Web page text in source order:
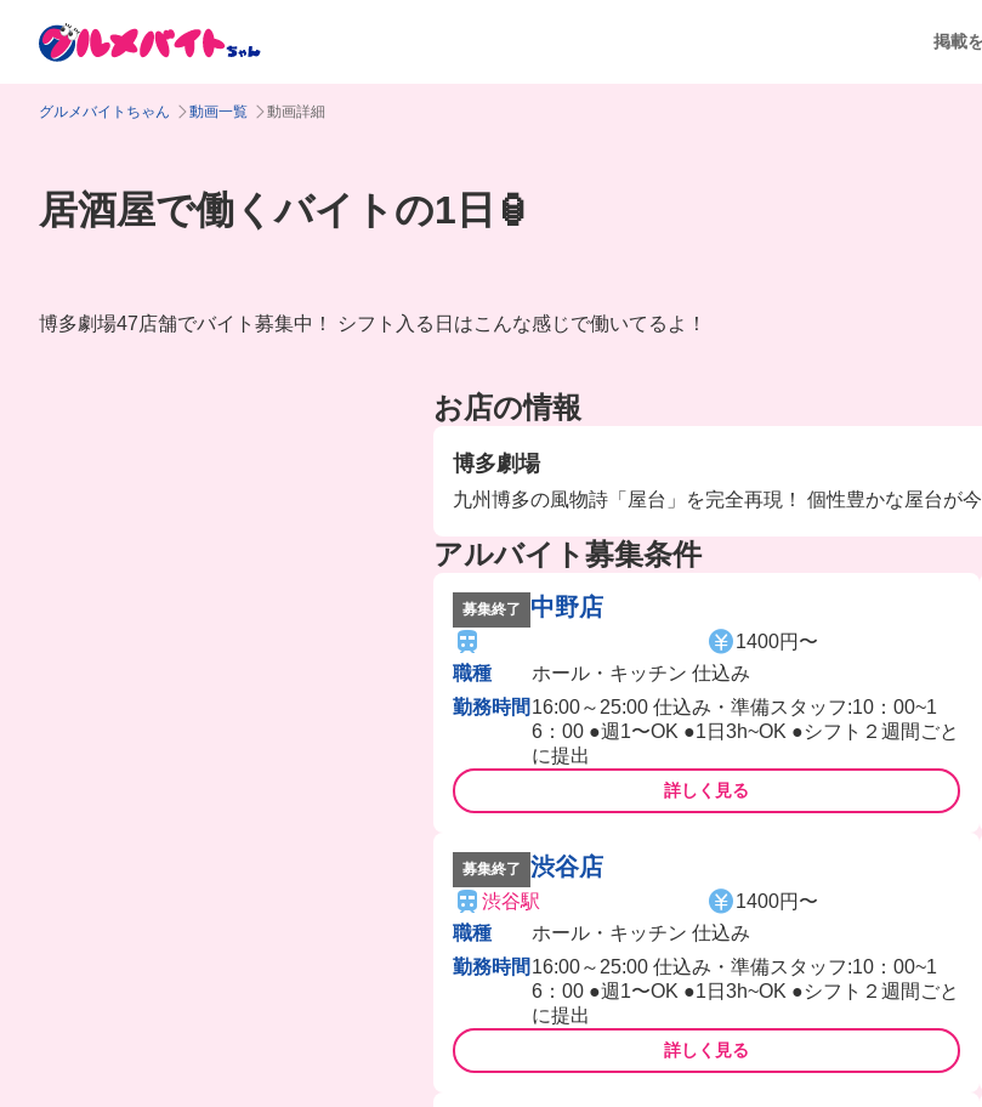
掲載
グルメバイトちゃん 動画一覧 動画詳細
居酒屋で働くバイトの1日🏮
博多劇場47店舗でバイト募集中！ シフト入る日はこんな感じで働いてるよ！
お店の情報
博多劇場
九州博多の風物詩「屋台」を完全再現！ 個性豊かな屋台が
アルバイト募集条件
募集終了 中野店
1400円〜
職種
ホール・キッチン 仕込み
勤務時間 16:00～25:00 仕込み・準備スタッフ:10：00~1
6：00 ●週1〜OK ●1日3h~OK ●シフト２週間ごと
に提出
詳しく見る
募集終了 渋谷店
渋谷駅
1400円〜
職種
ホール・キッチン 仕込み
勤務時間 16:00～25:00 仕込み・準備スタッフ:10：00~1
6：00 ●週1〜OK ●1日3h~OK ●シフト２週間ごと
に提出
詳しく見る